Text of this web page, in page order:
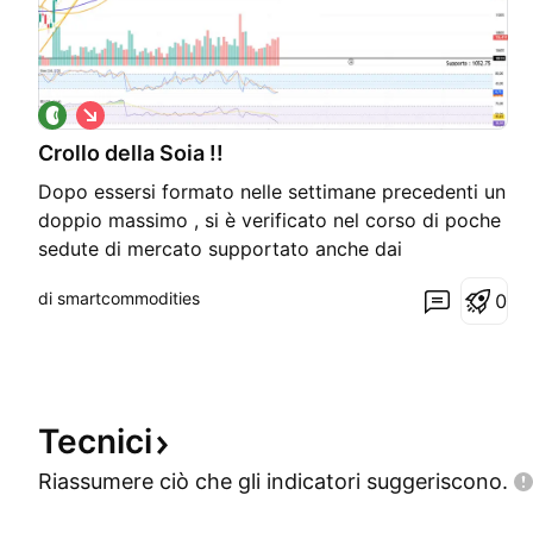
Crollo della Soia !!
Dopo essersi formato nelle settimane precedenti un
doppio massimo , si è verificato nel corso di poche
sedute di mercato supportato anche dai
arrivo con i nuovi raccolti . Eugenio Tibaldi Smart
S
h
o
t
di smartcommodities 0
Tecnici
Riassumere ciò che gli indicatori suggeriscono.